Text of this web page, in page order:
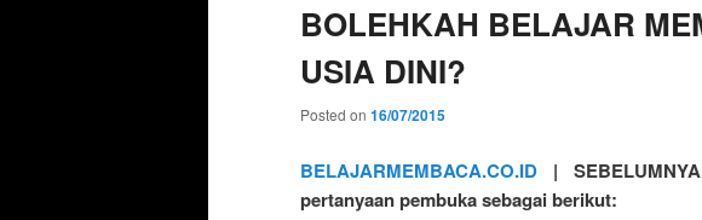
BOLEHKAH BELAJAR
USIA DINI?
Posted on 16/07/2015
BELAJARMEMBACA.CO.ID |
pertanyaan pembuka sebagai berikut: